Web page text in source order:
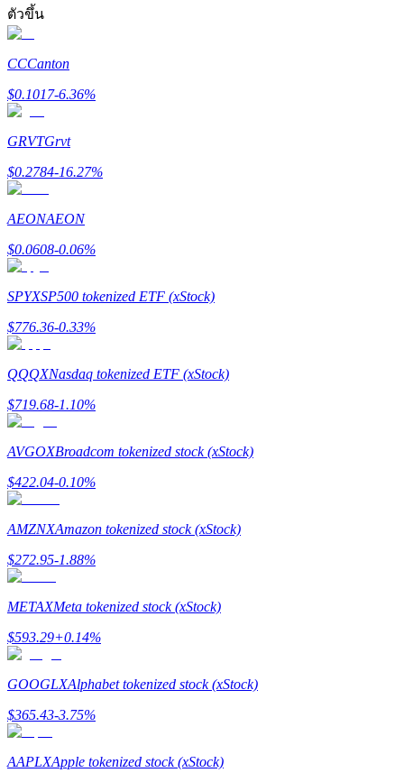
แนะนำ
กลยุทธ์การซื้อขาย
ตัวขึ้น
CCCanton
$0.1017-6.36%
GRVTGrvt
$0.2784-16.27%
AEONAEON
$0.0608-0.06%
SPYXSP500 tokenized ETF (xStock)
$776.36-0.33%
QQQXNasdaq tokenized ETF (xStock)
$719.68-1.10%
AVGOXBroadcom tokenized stock (xStock)
$422.04-0.10%
AMZNXAmazon tokenized stock (xStock)
$272.95-1.88%
METAXMeta tokenized stock (xStock)
$593.29+0.14%
GOOGLXAlphabet tokenized stock (xStock)
$365.43-3.75%
AAPLXApple tokenized stock (xStock)